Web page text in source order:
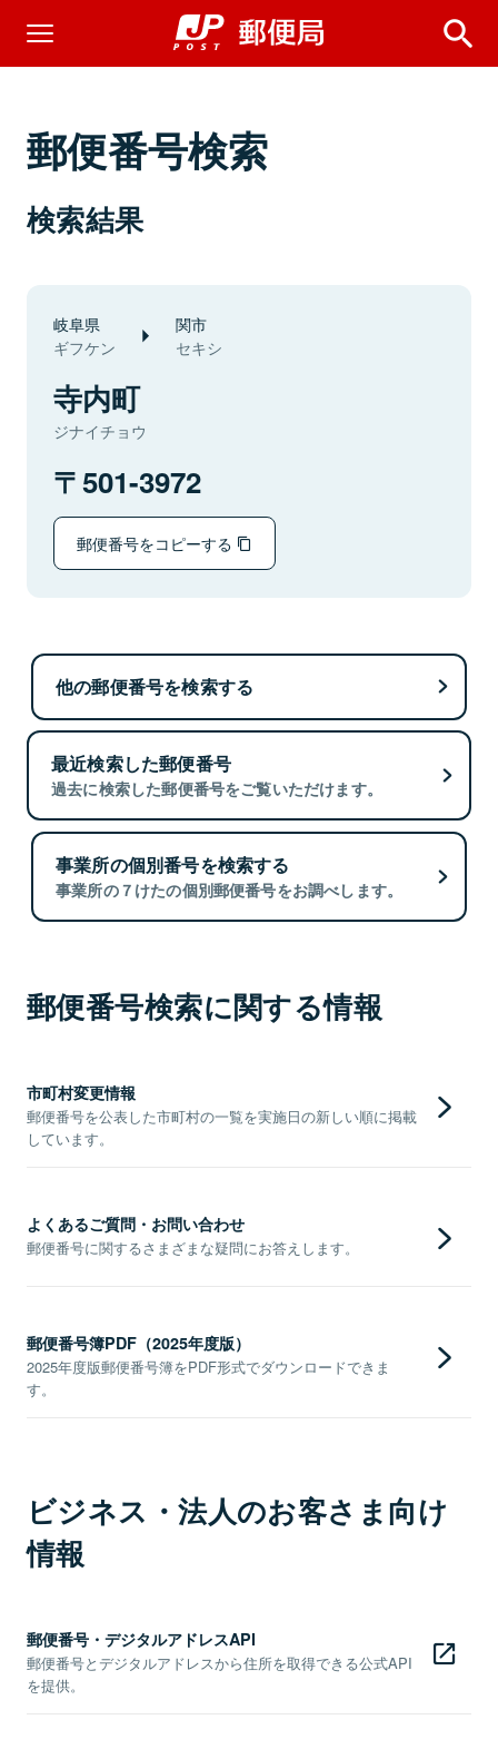
郵便番号検索
検索結果
岐阜県
ギフケン
関市
セキシ
寺内町
ジナイチョウ
501-3972
郵便番号をコピーする
他の郵便番号を検索する
最近検索した郵便番号
過去に検索した郵便番号をご覧いただけます。
事業所の個別番号を検索する
事業所の７けたの個別郵便番号をお調べします。
郵便番号検索に関する情報
市町村変更情報
郵便番号を公表した市町村の一覧を実施日の新しい順に掲載
しています。
よくあるご質問・お問い合わせ
郵便番号に関するさまざまな疑問にお答えします。
郵便番号簿PDF（2025年度版）
2025年度版郵便番号簿をPDF形式でダウンロードできま
す。
ビジネス・法人のお客さま向け
情報
郵便番号・デジタルアドレスAPI
郵便番号とデジタルアドレスから住所を取得できる公式API
を提供。